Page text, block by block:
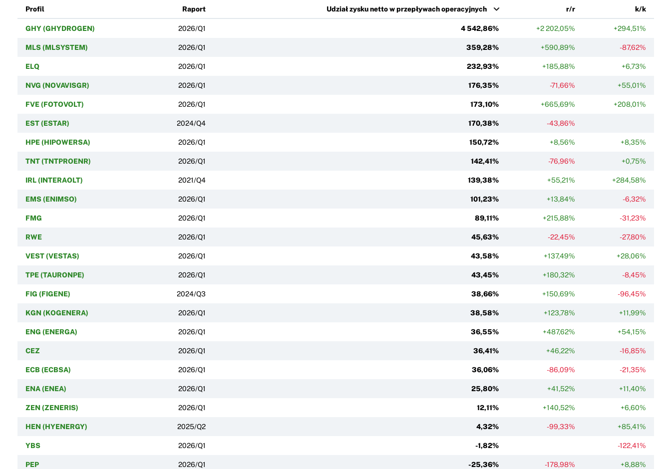
Profil Raport Udział zysku netto w przepływach operacyjnych r/r k/k
GHY (GHYDROGEN) 2026/Q1 4 542,86% +2 202,05% +294,51%
MLS (MLSYSTEM) 2026/Q1 359,28% +590,89% -87,62%
ELQ 2026/Q1 232,93% +185,88% +6,73%
NVG (NOVAVISGR) 2026/Q1 176,35% -71,66% +55,01%
FVE (FOTOVOLT) 2026/Q1 173,10% +665,69% +208,01%
EST (ESTAR) 2024/Q4 170,38% -43,86%
HPE (HIPOWERSA) 2026/Q1 150,72% +8,56% +8,35%
TNT (TNTPROENR) 2026/Q1 142,41% -76,96% +0,75%
IRL (INTERAOLT) 2021/Q4 139,38% +55,21% +284,58%
EMS (ENIMSO) 2026/Q1 101,23% +13,84% -6,32%
FMG 2026/Q1 89,11% +215,88% -31,23%
RWE 2026/Q1 45,63% -22,45% -27,80%
VEST (VESTAS) 2026/Q1 43,58% +137,49% +28,06%
TPE (TAURONPE) 2026/Q1 43,45% +180,32% -8,45%
FIG (FIGENE) 2024/Q3 38,66% +150,69% -96,45%
KGN (KOGENERA) 2026/Q1 38,58% +123,78% +11,99%
ENG (ENERGA) 2026/Q1 36,55% +487,62% +54,15%
CEZ 2026/Q1 36,41% +46,22% -16,85%
ECB (ECBSA) 2026/Q1 36,06% -86,09% -21,35%
ENA (ENEA) 2026/Q1 25,80% +41,52% +11,40%
ZEN (ZENERIS) 2026/Q1 12,11% +140,52% +6,60%
HEN (HYENERGY) 2025/Q2 4,32% -99,33% +85,41%
YBS 2026/Q1 -1,82% -122,41%
PEP 2026/Q1 -25,36% -178,98% +8,88%